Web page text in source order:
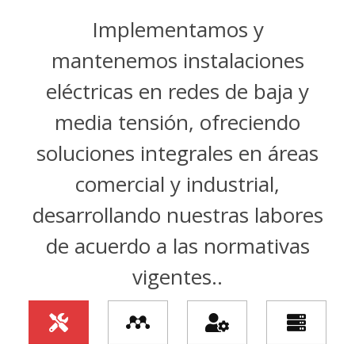
Implementamos y
mantenemos instalaciones
eléctricas en redes de baja y
media tensión, ofreciendo
soluciones integrales en áreas
comercial y industrial,
desarrollando nuestras labores
de acuerdo a las normativas
vigentes..